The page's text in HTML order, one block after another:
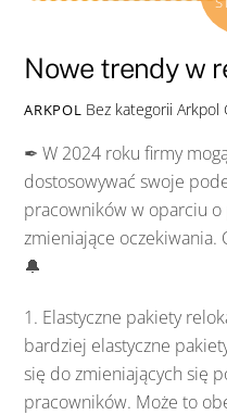
Nowe trendy w
ARKPOL Bez kategorii Arkpol
✒ W 2024 roku firmy
dostosowywać swoje
pracowników w oparciu
zmieniające oczekiwania.
🔔
1. Elastyczne pakiety
bardziej elastyczne
się do zmieniających się
pracowników. Może to